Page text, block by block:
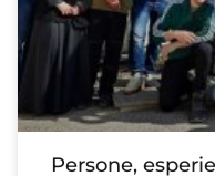
Persone,